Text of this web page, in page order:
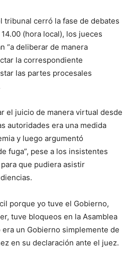
tribunal cerró la fase de debates
(hora local), los jueces
“a deliberar de manera
la correspondiente
las partes procesales
el juicio de manera virtual desde
autoridades era una medida
y luego argumentó
fuga”, pese a los insistentes
que pudiera asistir
porque yo tuve el Gobierno,
tuve bloqueos en la Asamblea
un Gobierno simplemente de
en su declaración ante el juez.